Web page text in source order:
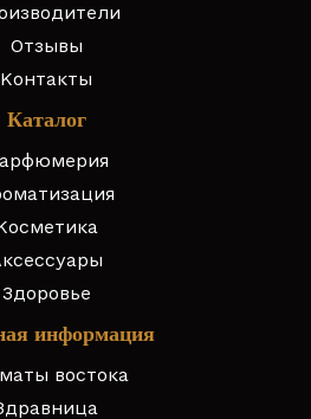
Отзывы
Контакты
Каталог
Здоровье
информация
востока